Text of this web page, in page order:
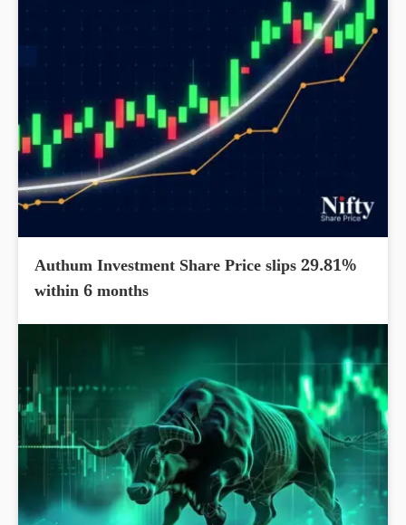
Authum Investment Share Price slips 29.81%
within 6 months